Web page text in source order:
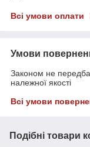
Всі умови оплати
Умови
Законом не
належної якості
Всі умови
Подібні товари